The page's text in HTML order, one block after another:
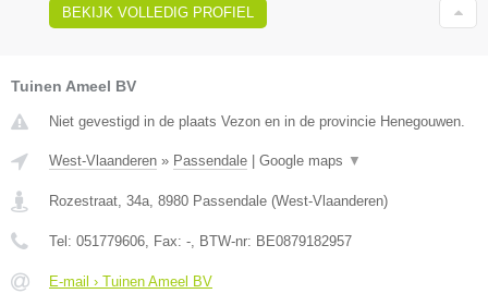
BEKIJK VOLLEDIG PROFIEL
Tuinen Ameel BV
Niet gevestigd in de plaats Vezon en in de provincie Henegouwen.
West-Vlaanderen » Passendale Google maps ▼
Rozestraat, 34a, 8980 Passendale (West-Vlaanderen)
Tel: 051779606, Fax: -, BTW-nr: BE0879182957
E-mail › Tuinen Ameel BV